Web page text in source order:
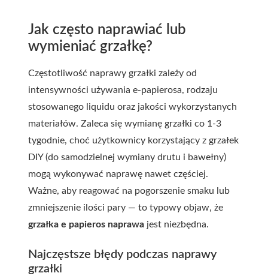
Jak często naprawiać lub
wymieniać grzałkę?
Częstotliwość naprawy grzałki zależy od
intensywności używania e-papierosa, rodzaju
stosowanego liquidu oraz jakości wykorzystanych
materiałów. Zaleca się wymianę grzałki co 1-3
tygodnie, choć użytkownicy korzystający z grzałek
DIY (do samodzielnej wymiany drutu i bawełny)
mogą wykonywać naprawę nawet częściej.
Ważne, aby reagować na pogorszenie smaku lub
zmniejszenie ilości pary — to typowy objaw, że
grzałka e papieros naprawa jest niezbędna.
Najczęstsze błędy podczas naprawy
grzałki